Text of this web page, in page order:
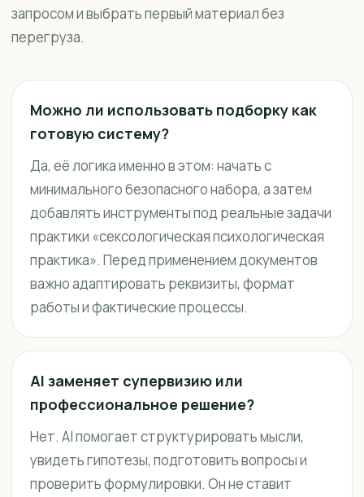
запросом и выбрать первый материал без
перегруза.
Можно ли использовать подборку как
готовую систему?
Да, её логика именно в этом: начать с
минимального безопасного набора, а затем
добавлять инструменты под реальные задачи
практики «сексологическая психологическая
практика». Перед применением документов
важно адаптировать реквизиты, формат
работы и фактические процессы.
AI заменяет супервизию или
профессиональное решение?
Нет. AI помогает структурировать мысли,
увидеть гипотезы, подготовить вопросы и
проверить формулировки. Он не ставит